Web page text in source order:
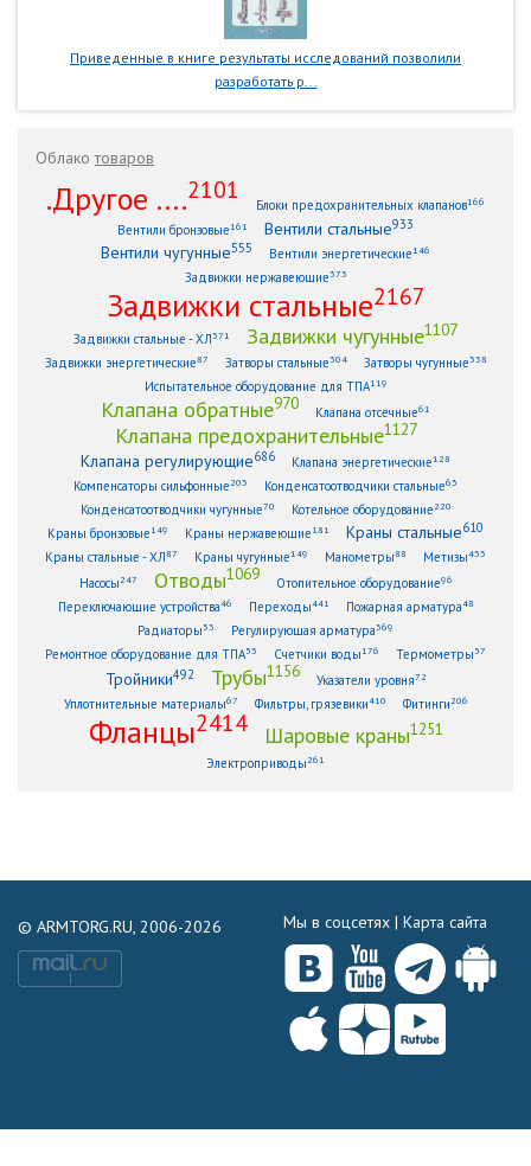
Приведенные в книге результаты исследований позволили
разработать р...
Облакотоваров
.Другое ....2101
Блоки предохранительных клапанов166
Вентили бронзовые161 Вентили стальные933
Вентили чугунные555 Вентили энергетические146
Задвижки нержавеющие373
Задвижки стальные2167
Задвижки стальные - ХЛ371 Задвижки чугунные1107
Задвижки энергетические87 Затворы стальные304 Затворы чугунные338
Испытательное оборудование для ТПА119
Клапана обратные970 Клапана отсечные61
Клапана предохранительные1127
Клапана регулирующие686 Клапана энергетические128
Компенсаторы сильфонные 203 Конденсатоотводчики стальные63
Конденсатоотводчики чугунные70 Котельное оборудование 220
Краны бронзовые149 Краны нержавеющие181 Краны стальные610
Краны стальные - ХЛ87 Краны чугунные149 Манометры88 Метизы433
Насосы 247 Отводы1069 Отопительное оборудование96
Переключающие устройства46 Переходы441 Пожарная арматура48
Радиаторы33 Регулирующая арматура369
Ремонтное оборудование для ТПА53 Счетчики воды176 Термометры 57
Тройники492 Трубы1156 Указатели уровня72
Уплотнительные материалы67 Фильтры, грязевики410 Фитинги 206
Фланцы2414 Шаровые краны1251
Электроприводы 261
© ARMTORG.RU, 2006-2026 Мы в соцсетях | Карта сайта